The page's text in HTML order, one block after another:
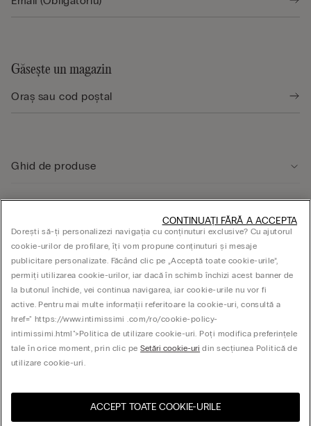
Selectați dimensiunea
Găsește un magazin
Ghid de produse
ASPECTE JURIDICE
Companie
© CALZEDONIA SpA, Via Monte Baldo, 20 - 37062 - Dossobuono di Villafranca (VR) -
United States
Dorești să-ți personalizezi navigația cu conținuturi exclusive? Cu ajutorul
cookie-urilor de profilare, îți vom propune conținuturi și mesaje
publicitare personalizate. Făcând clic pe „Acceptă toate cookie-urile”,
permiți utilizarea cookie-urilor, iar dacă în schimb închizi acest banner de
la butonul închide, vei continua navigarea, iar cookie-urile nu vor fi
active. Pentru mai multe informații referitoare la cookie-uri, consultă a
href=" https://www.intimissimi .com/ro/cookie-policy-
intimissimi.html">Politica de utilizare cookie-uri. Poți modifica preferințele
tale în orice moment, prin clic peSetări cookie-uri din secțiunea Politică de
utilizare cookie-uri.
ACCEPT TOATE COOKIE-URILE
CONTINUAȚI FĂRĂ A ACCEPTA